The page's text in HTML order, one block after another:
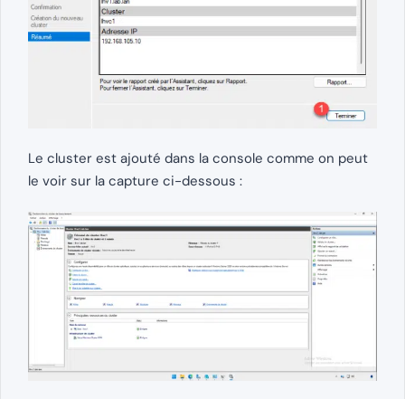
Le cluster est ajouté dans la console comme on peut
le voir sur la capture ci-dessous :